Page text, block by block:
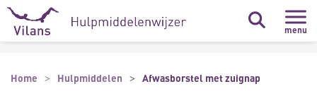
Naar hoofdinhoud
Naar footer
menu
Home Hulpmiddelen Afwasborstel met zuignap